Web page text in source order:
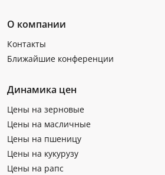
О компании
Контакты
Ближайшие конференции
Динамика цен
Цены на зерновые
Цены на масличные
Цены на пшеницу
Цены на кукурузу
Цены на рапс